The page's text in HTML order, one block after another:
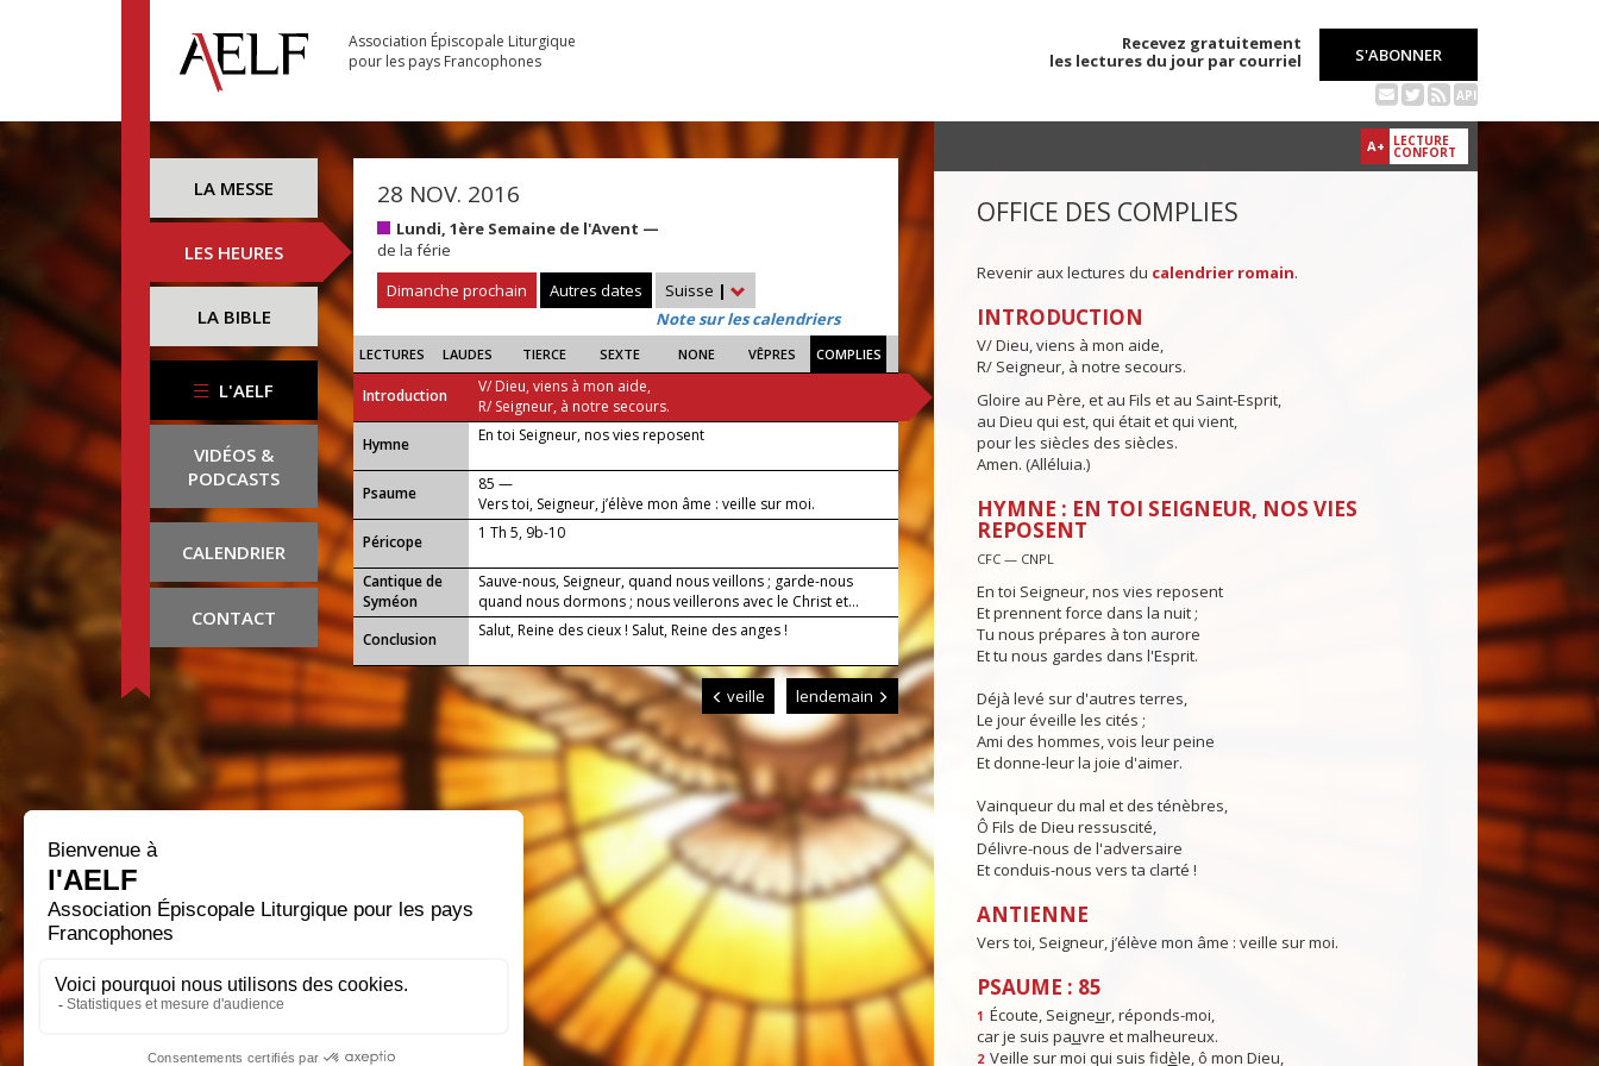
Association Épiscopale Liturgique
pour les pays Francophones
Recevez gratuitement
les lectures du jour par courriel
S'ABONNER
API
LA MESSE
LES HEURES
LA BIBLE
L'AELF
VIDÉOS &
PODCASTS
CALENDRIER
CONTACT
28 NOV. 2016
Lundi, 1ère Semaine de l'Avent —
de la férie
Dimanche prochain
Autres dates Suisse |
Note sur les calendriers
LECTURES LAUDES TIERCE SEXTE NONE VÊPRES COMPLIES
Introduction
V/ Dieu, viens à mon aide,
R/ Seigneur, à notre secours.
...
Hymne En toi Seigneur, nos vies reposent
Psaume
85 —
Vers toi, Seigneur, j’élève mon âme : veille sur moi.
Péricope
1 Th 5, 9b-10
Cantique de
Syméon
Sauve-nous, Seigneur, quand nous veillons ; garde-nous
quand nous dormons ; nous veillerons avec le Christ et...
Conclusion
Salut, Reine des cieux ! Salut, Reine des anges !
veille lendemain
A+ LECTURE
CONFORT
OFFICE DES COMPLIES
Revenir aux lectures du calendrier romain.
INTRODUCTION
V/ Dieu, viens à mon aide,
R/ Seigneur, à notre secours.
Gloire au Père, et au Fils et au Saint-Esprit,
au Dieu qui est, qui était et qui vient,
pour les siècles des siècles.
Amen. (Alléluia.)
HYMNE : EN TOI SEIGNEUR, NOS VIES
REPOSENT
CFC — CNPL
En toi Seigneur, nos vies reposent
Et prennent force dans la nuit ;
Tu nous prépares à ton aurore
Et tu nous gardes dans l'Esprit.
Déjà levé sur d'autres terres,
Le jour éveille les cités ;
Ami des hommes, vois leur peine
Et donne-leur la joie d'aimer.
Vainqueur du mal et des ténèbres,
Ô Fils de Dieu ressuscité,
Délivre-nous de l'adversaire
Et conduis-nous vers ta clarté !
ANTIENNE
Vers toi, Seigneur, j’élève mon âme : veille sur moi.
PSAUME : 85
1 Écoute, Seigneur, réponds-moi,
car je suis pauvre et malheureux.
2 Veille sur moi qui suis fidèle, ô mon Dieu,